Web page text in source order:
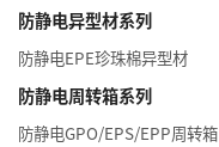
防静电异型材系列
防静电EPE珍珠棉异型材
防静电周转箱系列
防静电GPO/EPS/EPP周转箱